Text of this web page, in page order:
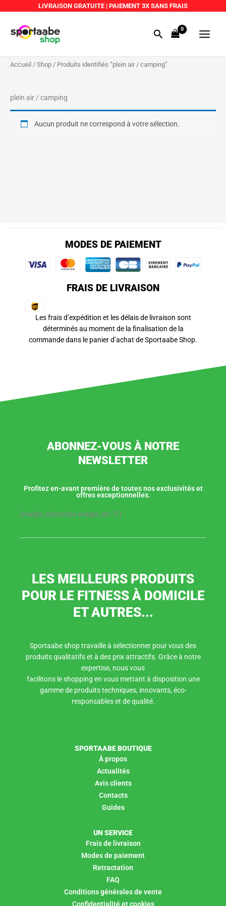
contenu
LIVRAISON GRATUITE | PAIEMENT 3X SANS FRAIS
RechercherMenu
Accueil / Shop / Produits identifiés “plein air / camping”
plein air / camping
Aucun produit ne correspond à votre sélection.
MODES DE PAIEMENT
FRAIS DE LIVRAISON
Les frais d’expédition et les délais de livraison sont
déterminés au moment de la finalisation de la
commande dans le panier d’achat de Sportaabe Shop.
ABONNEZ-VOUS À NOTRE
NEWSLETTER
Profitez en-avant première de toutes nos exclusivités et
offres exceptionnelles.
[mailjet_subscribe widget_id="2"]
LES MEILLEURS PRODUITS
POUR LE FITNESS À DOMICILE
ET AUTRES...
Sportaabe shop travaille à sélectionner pour vous des
produits qualitatifs et à des prix attractifs. Grâce à notre
expertise, nous vous
facilitons le shopping en vous mettant à disposition une
gamme de produits techniques, innovants, éco-
responsables et de qualité.
SPORTAABE BOUTIQUE
À propos
Actualités
Avis clients
Contacts
Guides
UN SERVICE
Frais de livraison
Modes de paiement
Retractation
FAQ
Conditions générales de vente
Confidentialité et cookies